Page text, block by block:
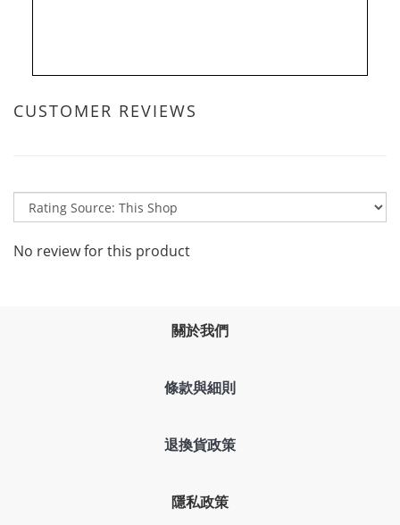
CUSTOMER REVIEWS
No review for this product
關於我們
條款與細則
退換貨政策
隱私政策